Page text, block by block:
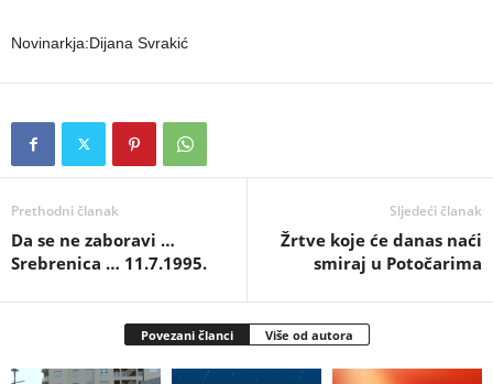
Novinarkja:Dijana Svrakić
Prethodni članak
Da se ne zaboravi …
Srebrenica … 11.7.1995.
Sljedeći članak
Žrtve koje će danas naći
smiraj u Potočarima
Povezani članci Više od autora